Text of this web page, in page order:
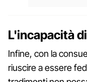
L'incapacità
Infine, con la
riuscire a essere